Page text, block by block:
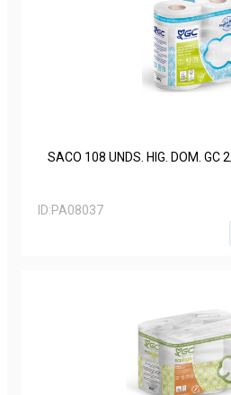
SACO 108 UNDS. HIG. DOM. GC
ID:PA08037